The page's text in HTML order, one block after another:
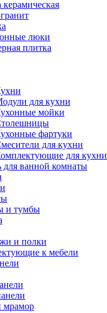
люки
плитка
для кухни
мойки
фартуки
для кухни
для кухни
для ванной комнаты
и тумбы
и полки
к мебели
мрамор